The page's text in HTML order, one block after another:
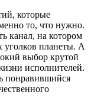
которые
то, что нужно.
канал, на котором
уголков планеты. А
выбор крутой
исполнителей.
понравившийся